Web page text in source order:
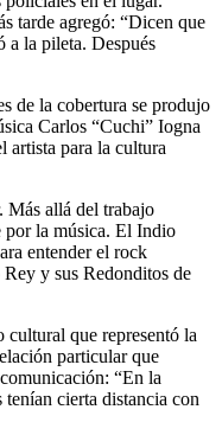
tarde agregó: “Dicen que
a la pileta. Después
de la cobertura se produjo
Carlos “Cuchi” Iogna
artista para la cultura
Más allá del trabajo
por la música. El Indio
entender el rock
y sus Redonditos de
cultural que representó la
particular que
“En la
cierta distancia con